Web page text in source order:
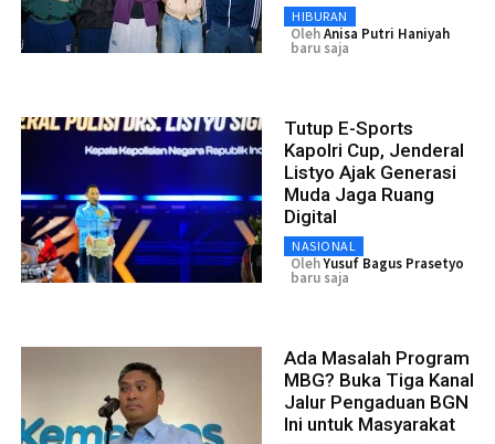
HIBURAN
OlehAnisa Putri Haniyah
baru saja
Tutup E-Sports
Kapolri Cup, Jenderal
Listyo Ajak Generasi
Muda Jaga Ruang
Digital
NASIONAL
OlehYusuf Bagus Prasetyo
baru saja
Ada Masalah Program
MBG? Buka Tiga Kanal
Jalur Pengaduan BGN
Ini untuk Masyarakat